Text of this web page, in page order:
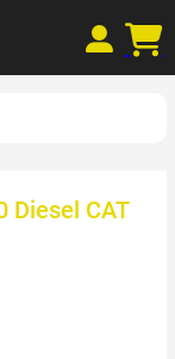
Diesel CAT